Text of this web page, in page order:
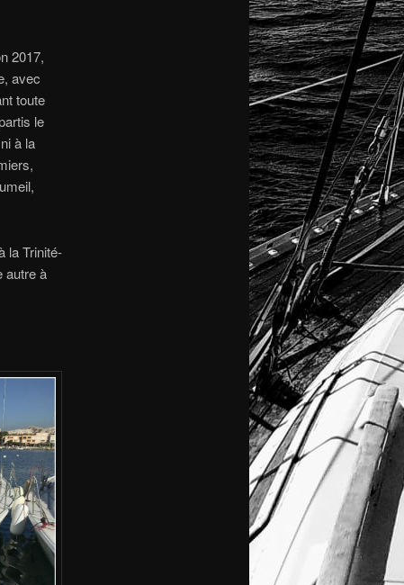
2017,
avec
toute
le
à la
la Trinité-
autre à